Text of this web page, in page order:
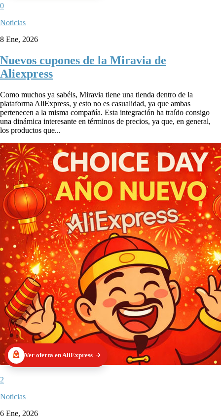
0
Noticias
8 Ene, 2026
Nuevos cupones de la Miravia de
Aliexpress
Como muchos ya sabéis, Miravia tiene una tienda dentro de la
plataforma AliExpress, y esto no es casualidad, ya que ambas
pertenecen a la misma compañía. Esta integración ha traído consigo
una dinámica interesante en términos de precios, ya que, en general,
los productos que...
Ver oferta en AliExpress
2
Noticias
6 Ene, 2026